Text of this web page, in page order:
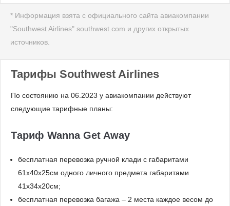
* Информация взята с официального сайта авиакомпании
"Southwest Airlines" southwest.com и других открытых
источников.
Тарифы Southwest Airlines
По состоянию на 06.2023 у авиакомпании действуют
следующие тарифные планы:
Тариф Wanna Get Away
бесплатная перевозка ручной клади с габаритами
61x40x25см одного личного предмета габаритами
41x34х20см;
бесплатная перевозка багажа – 2 места каждое весом до